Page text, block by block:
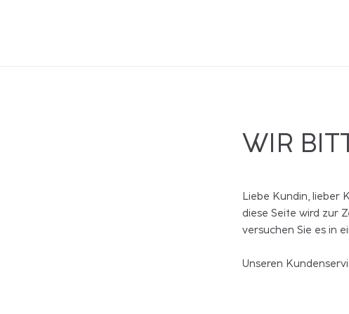
WIR
Liebe Kundin, lieber
diese Seite wird zur
versuchen Sie es in
Unseren